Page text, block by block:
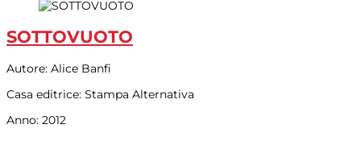
SOTTOVUOTO
Autore: Alice Banfi
Casa editrice: Stampa Alternativa
Anno: 2012